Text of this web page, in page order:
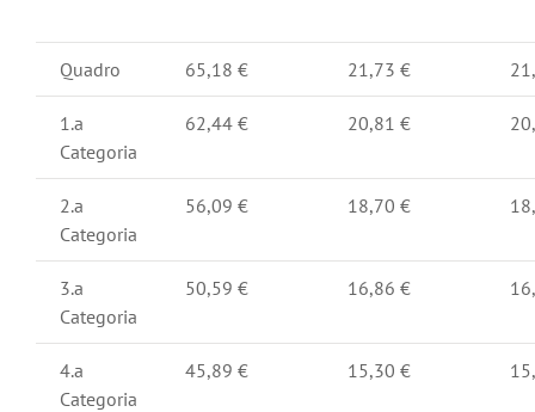
Quadro 65,18 € 21,73 €
1.a
Categoria
62,44 € 20,81 €
2.a
Categoria
56,09 € 18,70 €
3.a
Categoria
50,59 € 16,86 €
4.a
Categoria
45,89 € 15,30 €